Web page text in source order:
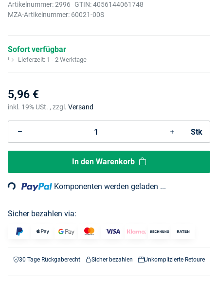
Artikelnummer:2996 GTIN:4056144061748
MZA-Artikelnummer: 60021-00S
Sofort verfügbar
Lieferzeit: 1 - 2 Werktage
5,96 €
inkl. 19% USt. , zzgl. Versand
Stk
In den Warenkorb
Komponenten werden geladen ...
Sicher bezahlen via:
30 Tage Rückgaberecht Sicher bezahlen Unkomplizierte Retoure